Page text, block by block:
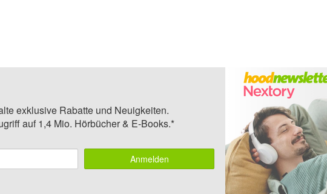
exklusive Rabatte und Neuigkeiten.
auf 1,4 Mio. Hörbücher & E-Books.*
Anmelden